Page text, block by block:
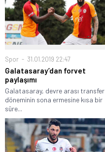
Spor 31.01.2019 22:47
Galatasaray’dan forvet
paylaşımı
Galatasaray, devre arası transfer
döneminin sona ermesine kısa bir
süre...